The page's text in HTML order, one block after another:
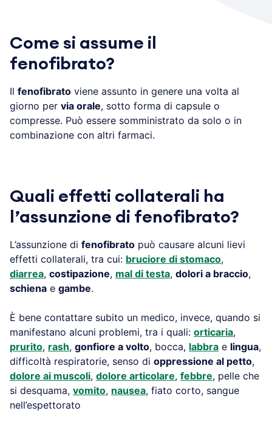
Come si assume il
fenofibrato?
Il fenofibrato viene assunto in genere una volta al
giorno per via orale, sotto forma di capsule o
compresse. Può essere somministrato da solo o in
combinazione con altri farmaci.
Quali effetti collaterali ha
l’assunzione di fenofibrato?
L’assunzione di fenofibrato può causare alcuni lievi
effetti collaterali, tra cui: bruciore di stomaco,
diarrea, costipazione, mal di testa, dolori a braccio,
schiena e gambe.
È bene contattare subito un medico, invece, quando si
manifestano alcuni problemi, tra i quali: orticaria,
prurito, rash, gonfiore a volto, bocca, labbra e lingua,
difficoltà respiratorie, senso di oppressione al petto,
dolore ai muscoli, dolore articolare, febbre, pelle che
si desquama, vomito, nausea, fiato corto, sangue
nell’espettorato